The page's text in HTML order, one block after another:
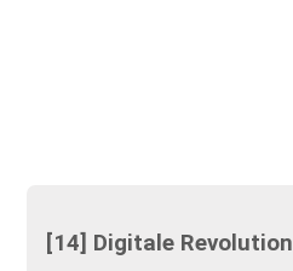
[14] Digitale Revolution